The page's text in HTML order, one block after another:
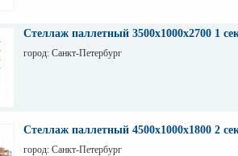
Стеллаж паллетный 3500х1000х2700 1
город: Санкт-Петербург
Стеллаж паллетный 4500х1000х1800 2
город: Санкт-Петербург